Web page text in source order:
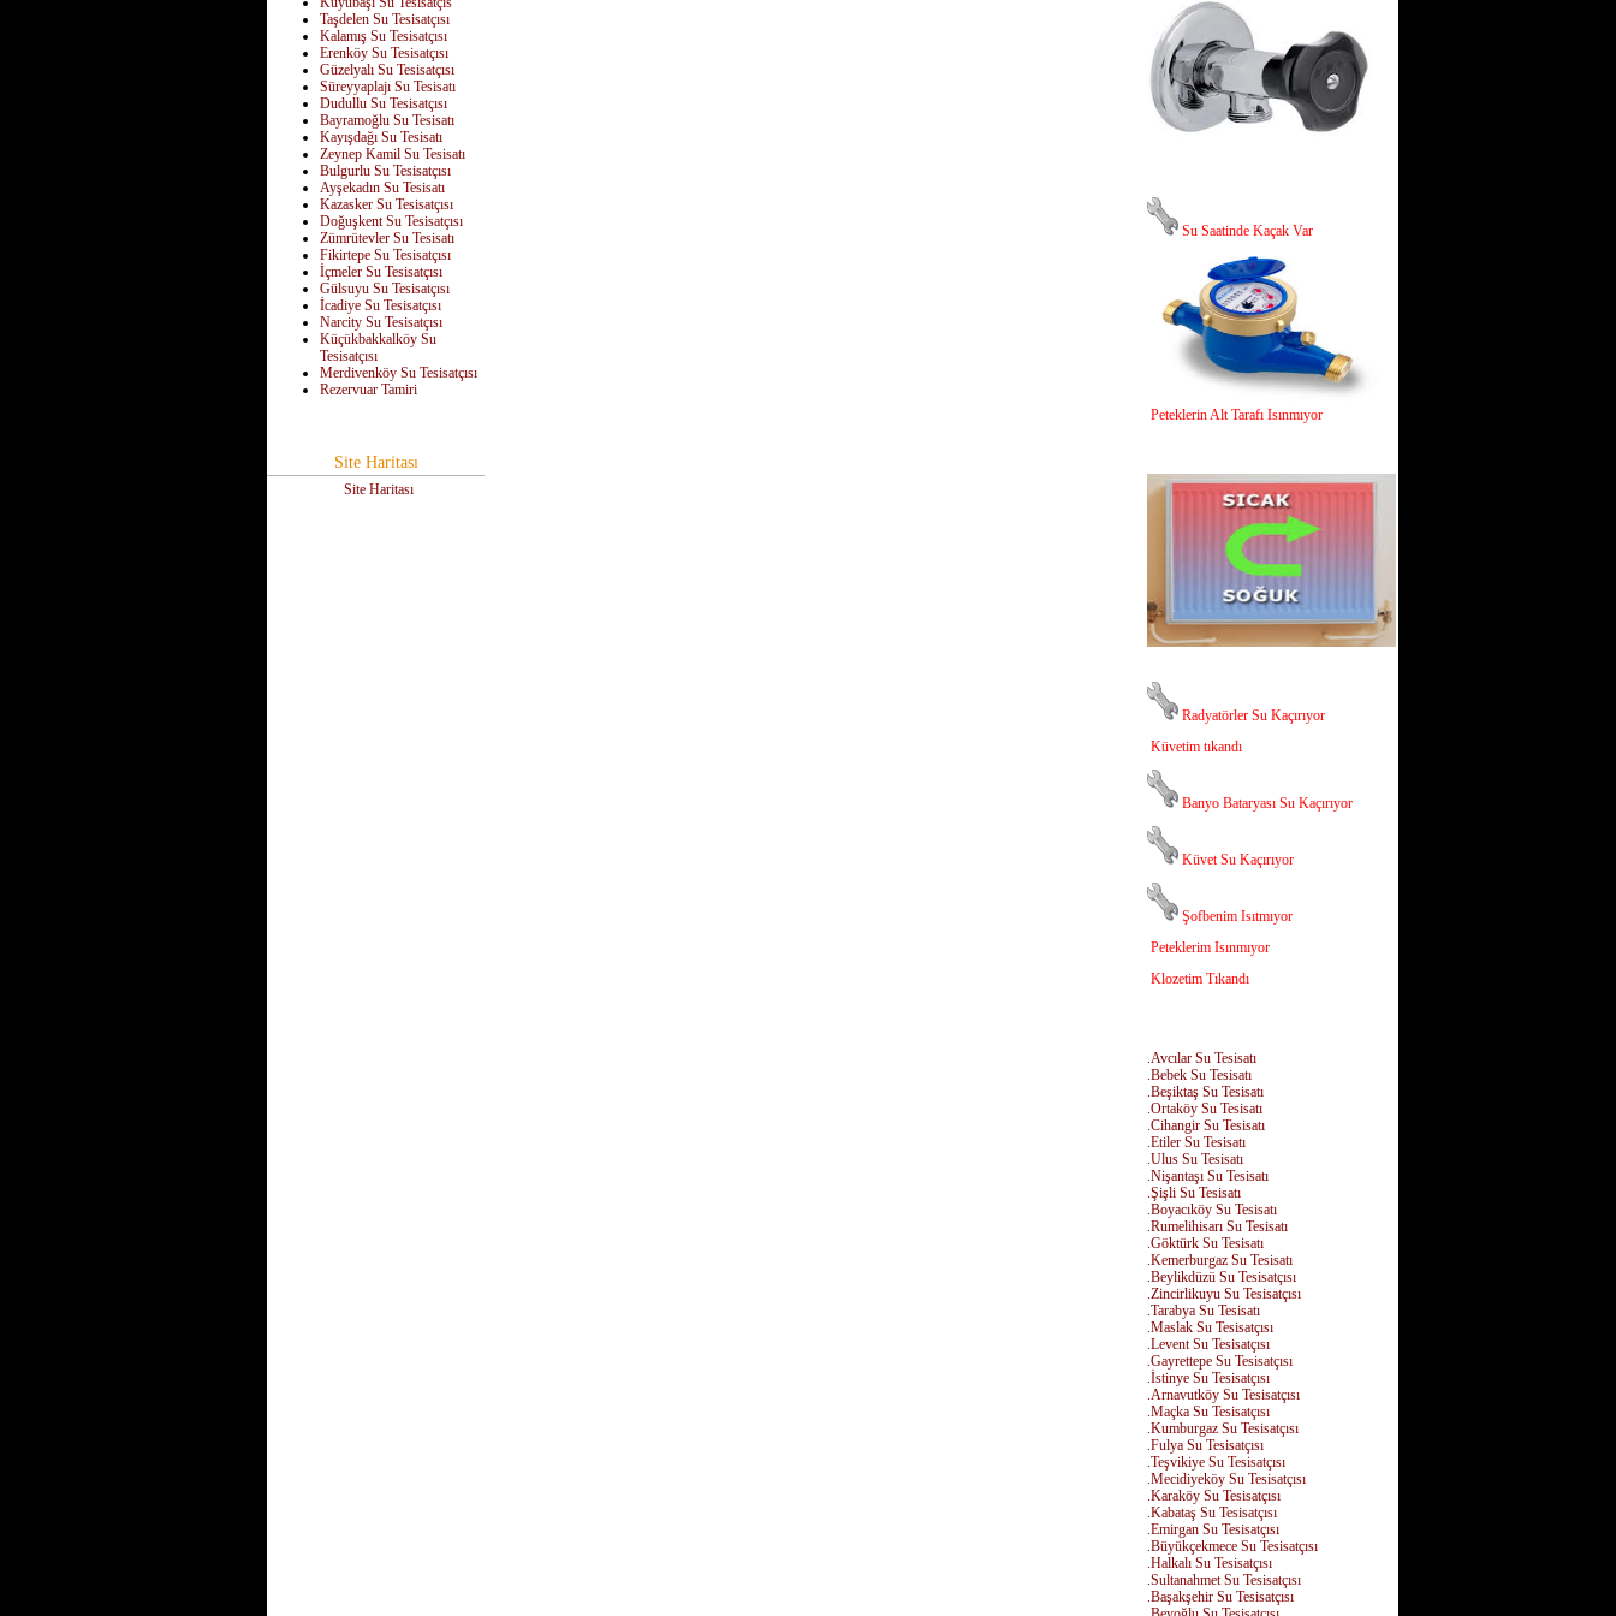
Taşdelen Su Tesisatçısı
Kalamış Su Tesisatçısı
Erenköy Su Tesisatçısı
Güzelyalı Su Tesisatçısı
Süreyyaplajı Su Tesisatı
Dudullu Su Tesisatçısı
Bayramoğlu Su Tesisatı
Kayışdağı Su Tesisatı
Zeynep Kamil Su Tesisatı
Bulgurlu Su Tesisatçısı
Ayşekadın Su Tesisatı
Kazasker Su Tesisatçısı
Doğuşkent Su Tesisatçısı
Zümrütevler Su Tesisatı
Fikirtepe Su Tesisatçısı
İçmeler Su Tesisatçısı
Gülsuyu Su Tesisatçısı
İcadiye Su Tesisatçısı
Narcity Su Tesisatçısı
Küçükbakkalköy Su
Tesisatçısı
Merdivenköy Su Tesisatçısı
Rezervuar Tamiri
Site Haritası
Site Haritası
Su Saatinde Kaçak Var
Peteklerin Alt Tarafı Isınmıyor
Radyatörler Su Kaçırıyor
Küvetim tıkandı
Banyo Bataryası Su Kaçırıyor
Küvet Su Kaçırıyor
Şofbenim Isıtmıyor
Peteklerim Isınmıyor
Klozetim Tıkandı
.Avcılar Su Tesisatı
.Bebek Su Tesisatı
.Beşiktaş Su Tesisatı
.Ortaköy Su Tesisatı
.Cihangir Su Tesisatı
.Etiler Su Tesisatı
.Ulus Su Tesisatı
.Nişantaşı Su Tesisatı
.Şişli Su Tesisatı
.Boyacıköy Su Tesisatı
.Rumelihisarı Su Tesisatı
.Göktürk Su Tesisatı
.Kemerburgaz Su Tesisatı
.Beylikdüzü Su Tesisatçısı
.Zincirlikuyu Su Tesisatçısı
.Tarabya Su Tesisatı
.Maslak Su Tesisatçısı
.Levent Su Tesisatçısı
.Gayrettepe Su Tesisatçısı
.İstinye Su Tesisatçısı
.Arnavutköy Su Tesisatçısı
.Maçka Su Tesisatçısı
.Kumburgaz Su Tesisatçısı
.Fulya Su Tesisatçısı
.Teşvikiye Su Tesisatçısı
.Mecidiyeköy Su Tesisatçısı
.Karaköy Su Tesisatçısı
.Kabataş Su Tesisatçısı
.Emirgan Su Tesisatçısı
.Büyükçekmece Su Tesisatçısı
.Halkalı Su Tesisatçısı
.Sultanahmet Su Tesisatçısı
.Başakşehir Su Tesisatçısı